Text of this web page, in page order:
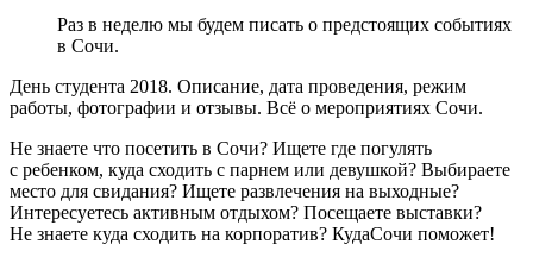
Раз в неделю мы будем писать о предстоящих событиях
в Сочи.
День студента 2018. Описание, дата проведения, режим
работы, фотографии и отзывы. Всё о мероприятиях Сочи.
Не знаете что посетить в Сочи? Ищете где погулять
с ребенком, куда сходить с парнем или девушкой? Выбираете
место для свидания? Ищете развлечения на выходные?
Интересуетесь активным отдыхом? Посещаете выставки?
Не знаете куда сходить на корпоратив? КудаСочи поможет!